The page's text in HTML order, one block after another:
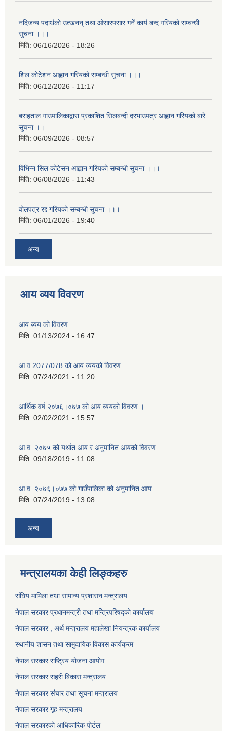
नदिजन्य पदार्थको उत्खनन् तथा ओसारपसार गर्ने कार्य बन्द गरियको सम्बन्धी
सुचना ।।।
मिति: 06/16/2026 - 18:26
शिल कोटेशन आह्वान गरियको सम्बन्धी सुचना ।।।
मिति: 06/12/2026 - 11:17
बराहताल गाउपालिकाद्वारा प्रकाशित सिलबन्दी दरभाउपत्र आह्वान गरियको बारे
सुचना ।।
मिति: 06/09/2026 - 08:57
विभिन्न सिल कोटेसन आह्वान गरियको सम्बन्धी सुचना ।।।
मिति: 06/08/2026 - 11:43
वोलपत्र रद्द गरियको सम्बन्धी सुचना ।।।
मिति: 06/01/2026 - 19:40
अन्य
आय व्यय विवरण
आय ब्यय को विवरण
मिति: 01/13/2024 - 16:47
आ.व.2077/078 को आय व्ययको विवरण
मिति: 07/24/2021 - 11:20
आर्थिक वर्ष २०७६।०७७ को आय व्ययको विवरण ।
मिति: 02/02/2021 - 15:57
आ.व .२०७५ को यर्थात आय र अनुमानित आयको विवरण
मिति: 09/18/2019 - 11:08
आ.व. २०७६।०७७ को गाउँपालिका को अनुमानित आय
मिति: 07/24/2019 - 13:08
अन्य
मन्त्रालयका केही लिङ्कहरु
संघिय मामिला तथा सामान्य प्रशासन मन्त्रालय
नेपाल सरकार प्रधानमन्त्री तथा मन्त्रिपरिषद्को कार्यालय
नेपाल सरकार , अर्थ मन्त्रालय महालेखा नियन्त्रक कार्यालय
स्थानीय शासन तथा सामुदायिक विकास कार्यक्रम
नेपाल सरकार राष्ट्रिय योजना आयोग
नेपाल सरकार सहरी बिकास मन्त्रालय
नेपाल सरकार संचार तथा सूचना मन्त्रालय
नेपाल सरकार गृह मन्त्रालय
नेपाल सरकारको आधिकारिक पोर्टल